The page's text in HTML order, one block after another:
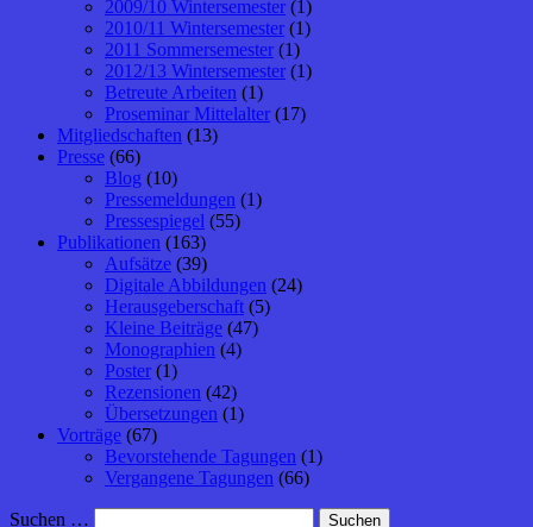
2009/10 Wintersemester (1)
2010/11 Wintersemester (1)
2011 Sommersemester (1)
2012/13 Wintersemester (1)
Betreute Arbeiten (1)
Proseminar Mittelalter (17)
Mitgliedschaften (13)
Presse (66)
Blog (10)
Pressemeldungen (1)
Pressespiegel (55)
Publikationen (163)
Aufsätze (39)
Digitale Abbildungen (24)
Herausgeberschaft (5)
Kleine Beiträge (47)
Monographien (4)
Poster (1)
Rezensionen (42)
Übersetzungen (1)
Vorträge (67)
Bevorstehende Tagungen (1)
Vergangene Tagungen (66)
Suchen …